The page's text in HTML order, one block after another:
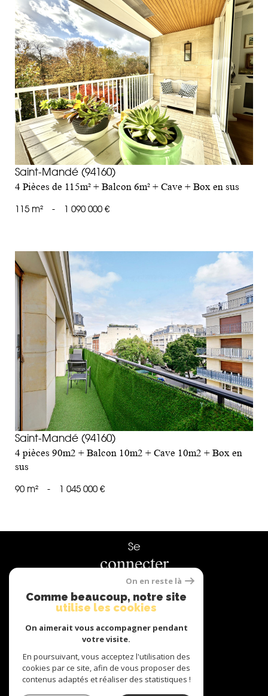
voir le bien
Saint-Mandé (94160)
4 Pièces de 115m² + Balcon 6m² + Cave + Box en sus
115 m²
- 1 090 000 €
voir le bien
Saint-Mandé (94160)
4 pièces 90m2 + Balcon 10m2 + Cave 10m2 + Box en
sus
90 m²
- 1 045 000 €
Se
connecter
espace propriétaire
Nous
adhérons
On en reste là
Comme beaucoup, notre site
utilise les cookies
On aimerait vous accompagner pendant
votre visite.
En poursuivant, vous acceptez l'utilisation des
cookies par ce site, afin de vous proposer des
contenus adaptés et réaliser des statistiques !